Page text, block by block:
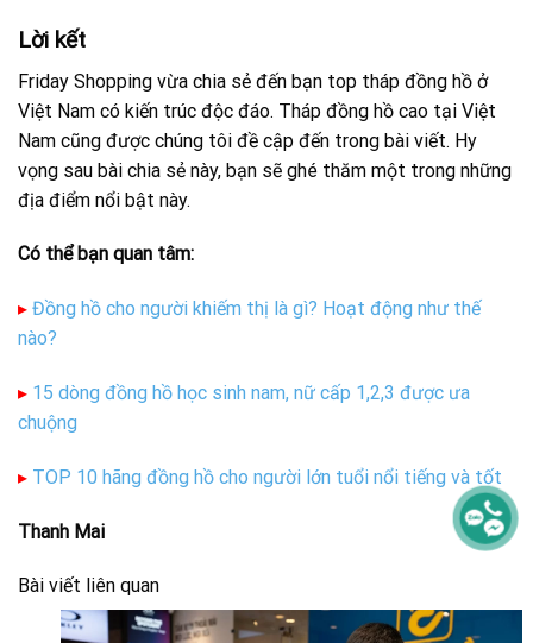
Lời kết
Friday Shopping vừa chia sẻ đến bạn top tháp đồng hồ ở
Việt Nam có kiến trúc độc đáo. Tháp đồng hồ cao tại Việt
Nam cũng được chúng tôi đề cập đến trong bài viết. Hy
vọng sau bài chia sẻ này, bạn sẽ ghé thăm một trong những
địa điểm nổi bật này.
Có thể bạn quan tâm:
▸ Đồng hồ cho người khiếm thị là gì? Hoạt động như thế
nào?
▸ 15 dòng đồng hồ học sinh nam, nữ cấp 1,2,3 được ưa
chuộng
▸ TOP 10 hãng đồng hồ cho người lớn tuổi nổi tiếng và tốt
Thanh Mai
Bài viết liên quan